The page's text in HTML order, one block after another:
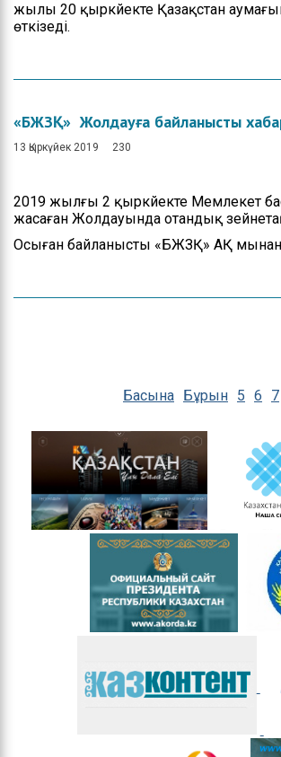
жылы 20 қыркүйекте Қазақстан
өткізеді.
«БЖЗҚ» Жолдауға байланысты
13 Қыркүйек 2019 230
2019 жылғы 2 қыркүйекте Мемлекет
жасаған Жолдауында отандық
Осыған байланысты «БЖЗҚ» АҚ
Басына Бұрын 5 6 7